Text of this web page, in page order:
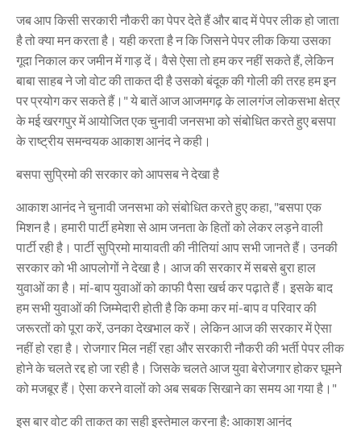
जब आप किसी सरकारी नौकरी का पेपर देते हैं और बाद में पेपर लीक हो जाता
है तो क्या मन करता है। यही करता है न कि जिसने पेपर लीक किया उसका
गूदा निकाल कर जमीन में गाड़ दें। वैसे ऐसा तो हम कर नहीं सकते हैं, लेकिन
बाबा साहब ने जो वोट की ताकत दी है उसको बंदूक की गोली की तरह हम इन
पर प्रयोग कर सकते हैं।" ये बातें आज आजमगढ़ के लालगंज लोकसभा क्षेत्र
के मई खरगपुर में आयोजित एक चुनावी जनसभा को संबोधित करते हुए बसपा
के राष्ट्रीय समन्वयक आकाश आनंद ने कही।
बसपा सुप्रिमो की सरकार को आपसब ने देखा है
आकाश आनंद ने चुनावी जनसभा को संबोधित करते हुए कहा, "बसपा एक
मिशन है। हमारी पार्टी हमेशा से आम जनता के हितों को लेकर लड़ने वाली
पार्टी रही है। पार्टी सुप्रिमो मायावती की नीतियां आप सभी जानते हैं। उनकी
सरकार को भी आपलोगों ने देखा है। आज की सरकार में सबसे बुरा हाल
युवाओं का है। मां-बाप युवाओं को काफी पैसा खर्च कर पढ़ाते हैं। इसके बाद
हम सभी युवाओं की जिम्मेदारी होती है कि कमा कर मां-बाप व परिवार की
जरूरतों को पूरा करें, उनका देखभाल करें। लेकिन आज की सरकार में ऐसा
नहीं हो रहा है। रोजगार मिल नहीं रहा और सरकारी नौकरी की भर्ती पेपर लीक
होने के चलते रद्द हो जा रही है। जिसके चलते आज युवा बेरोजगार होकर घूमने
को मजबूर हैं। ऐसा करने वालों को अब सबक सिखाने का समय आ गया है।"
इस बार वोट की ताकत का सही इस्तेमाल करना है: आकाश आनंद